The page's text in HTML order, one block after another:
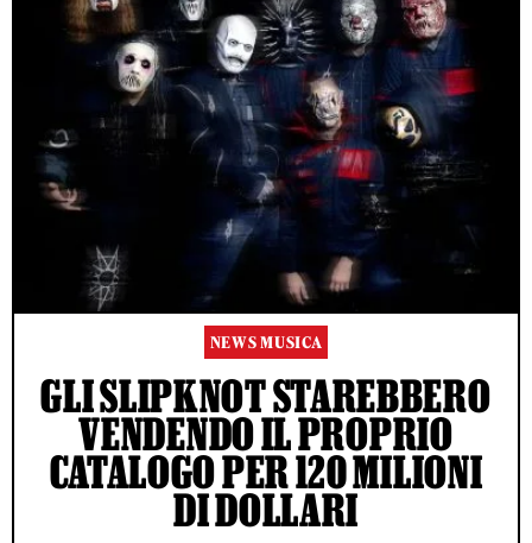
NEWS MUSICA
GLI SLIPKNOT STAREBBERO
VENDENDO IL PROPRIO
CATALOGO PER 120 MILIONI
DI DOLLARI